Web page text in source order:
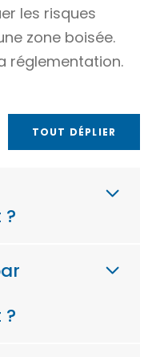
les risques
zone boisée.
réglementation.
TOUT DÉPLIER